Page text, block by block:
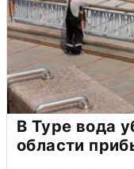
В Туре вода
области